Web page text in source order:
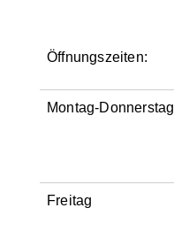
Öffnungszeiten:
Montag-Donnerstag
Freitag